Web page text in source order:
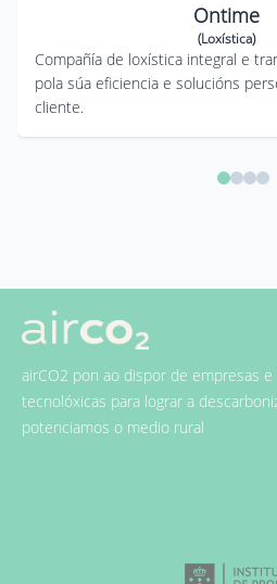
Ontime
(Loxística)
Compañía de loxística integral e
pola súa eficiencia e solucións
cliente.
airCO2 pon ao dispor de empresas
tecnolóxicas para lograr a
potenciamos o medio rural